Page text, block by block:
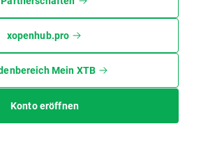
xopenhub.pro
Mein XTB
Konto eröffnen